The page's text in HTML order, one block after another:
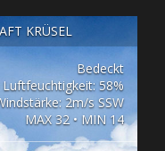
KRÜSEL
Bedeckt
Luftfeuchtigkeit: 58%
2m/s SSW
MAX 32 • MIN 14